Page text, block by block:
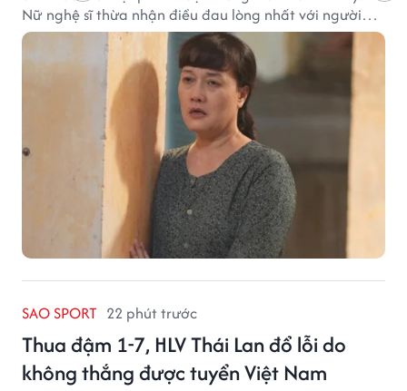
Nữ nghệ sĩ thừa nhận điều đau lòng nhất với người
mẹ không phải sự nghèo khó, mà là khi các con phải
chứng kiến những tổn thương trong chính ngôi nhà
SAO SPORT 22 phút trước
Thua đậm 1-7, HLV Thái Lan đổ lỗi do
không thắng được tuyển Việt Nam